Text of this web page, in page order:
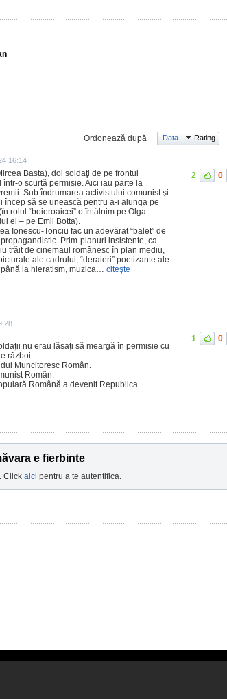
Ordonează după Data Rating
16:14
Basta), doi soldaţi de pe frontul
o scurtă permisie. Aici iau parte la
Sub îndrumarea activistului comunist şi
încep să se unească pentru a-i alunga pe
rolul “boieroaicei” o întâlnim pe Olga
ei – pe Emil Botta).
Ionescu-Tonciu fac un adevărat “balet” de
Prim-planuri insistente, ca
trăit de cinemaul românesc în plan mediu,
ale cadrului, “deraieri” poetizante ale
la hieratism, muzica… citeşte
2 0
nu erau lăsați să meargă în permisie cu
război.
Muncitoresc Român.
Român.
Română a devenit Republica
1 0
e fierbinte
Click aici pentru a te autentifica.